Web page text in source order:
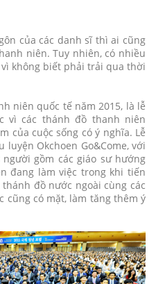
của các danh sĩ thì ai cũng
niên. Tuy nhiên, có nhiều
không biết phải trải qua thời
niên quốc tế năm 2015, là lễ
vì các thánh đồ thanh niên
của cuộc sống có ý nghĩa. Lễ
Okchoen Go&Come, với
gồm các giáo sư hướng
đang làm việc trong khi tiến
đồ nước ngoài cùng các
cũng có mặt, làm tăng thêm ý